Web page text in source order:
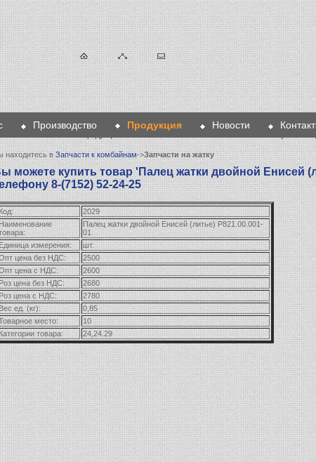
Производство Продукция Новости
находитесь вЗапчасти к комбайнам->Запчасти на жатку
можете купить товар 'Палец жатки двойной Енисей
8-(7152) 52-24-25
Код:
2029
Наименование
Палец жатки двойной Енисей (литье) Р821.00.001-
01
Единица измерения:
шт.
цена без НДС:
2500
цена с НДС:
2600
Роз цена без НДС:
2680
Роз цена с НДС:
2780
Вес ед. (кг):
0,85
место:
10
товара:
24,24.29